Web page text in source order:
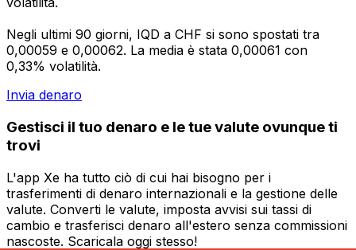
Negli ultimi 90 giorni, IQD a CHF si sono spostati tra
0,00059 e 0,00062. La media è stata 0,00061 con
0,33% volatilità.
Invia denaro
Gestisci il tuo denaro e le tue valute ovunque ti
trovi
L'app Xe ha tutto ciò di cui hai bisogno per i
trasferimenti di denaro internazionali e la gestione delle
valute. Converti le valute, imposta avvisi sui tassi di
cambio e trasferisci denaro all'estero senza commissioni
nascoste. Scaricala oggi stesso!